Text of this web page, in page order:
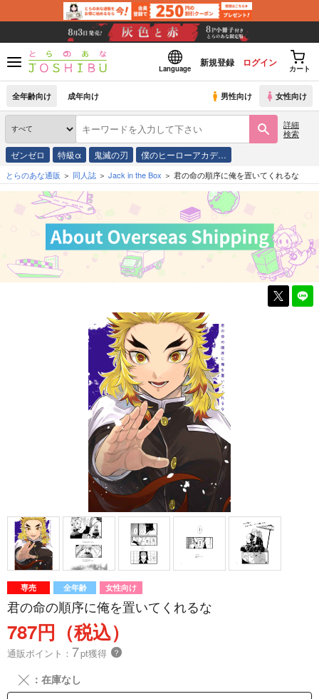
Language
新規登録 ログイン
カート
全年齢向け 成年向け 男性向け 女性向け
詳細
検索
ゼンゼロ 特級α 鬼滅の刃 僕のヒーローアカデ…
とらのあな通販 同人誌 Jack in the Box 君の命の順序に俺を置いてくれるな
専売 全年齢 女性向け
君の命の順序に俺を置いてくれるな
787円（税込）
通販ポイント： 7pt獲得 ？
╳ ：在庫なし